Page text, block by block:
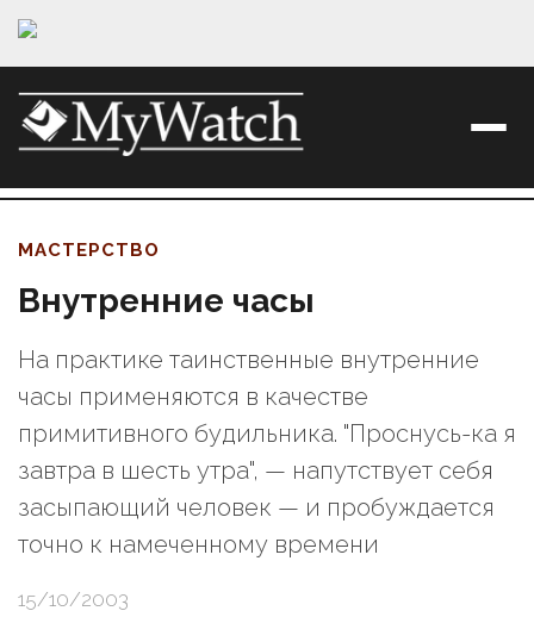
МАСТЕРСТВО
Внутренние часы
На практике таинственные внутренние
часы применяются в качестве
примитивного будильника. "Проснусь-ка я
завтра в шесть утра", — напутствует себя
засыпающий человек — и пробуждается
точно к намеченному времени
15/10/2003